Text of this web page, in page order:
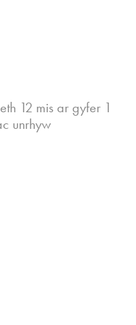
12 mis ar gyfer 1
unrhyw